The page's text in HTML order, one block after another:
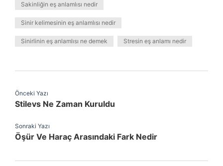
Sakinliğin eş anlamlısı nedir
Sinir kelimesinin eş anlamlısı nedir
Sinirlinin eş anlamlısı ne demek Stresin eş anlamı nedir
Önceki Yazı
Stilevs Ne Zaman Kuruldu
Sonraki Yazı
Öşür Ve Haraç Arasındaki Fark Nedir